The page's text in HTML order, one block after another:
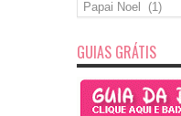
Alfabético
GUIAS GRÁTIS